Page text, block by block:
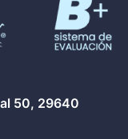
50, 29640